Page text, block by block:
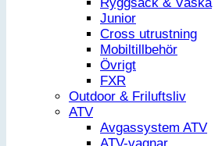
Ryggsäck & Väska
Junior
Cross utrustning
Mobiltillbehör
Övrigt
FXR
Outdoor & Friluftsliv
ATV
Avgassystem ATV